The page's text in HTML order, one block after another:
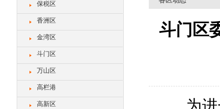
保税区
香洲区
金湾区
斗门区
万山区
高栏港
高新区
斗门区